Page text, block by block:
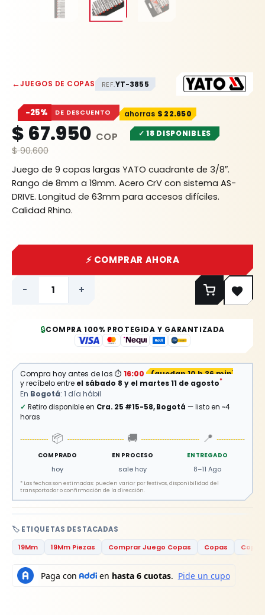
←JUEGOS DE COPAS REF.YT-3855
−25% DE DESCUENTO $ 22.650
$90.600
$ 67.950 ✓ 18 DISPONIBLES
Juego de 9 copas largas YATO cuadrante de 3/8″.
Rango de 8mm a 19mm. Acero CrV con sistema AS-
DRIVE. Longitud de 63mm para accesos difíciles.
Calidad Rhino.
- +
⚡ COMPRAR AHORA
🏷️ ETIQUETAS DESTACADAS
19Mm
19Mm Piezas Comprar Juego Copas Copas
🔒COMPRA 100% PROTEGIDA Y GARANTIZADA
Compra hoy antes de las ⏱ 16:00 (quedan 10 h 36 min)
y recíbelo entre el sábado 8 y el martes 11 de agosto*
En Bogotá: 1 día hábil
✓ Retiro disponible en Cra. 25 #15-58, Bogotá — listo en ~4
horas
📦
COMPRADO
hoy
🚚
EN PROCESO
sale hoy
📍
ENTREGADO
8–11 Ago
* Las fechas son estimadas: pueden variar por festivos, disponibilidad del
transportador o confirmación de la dirección.